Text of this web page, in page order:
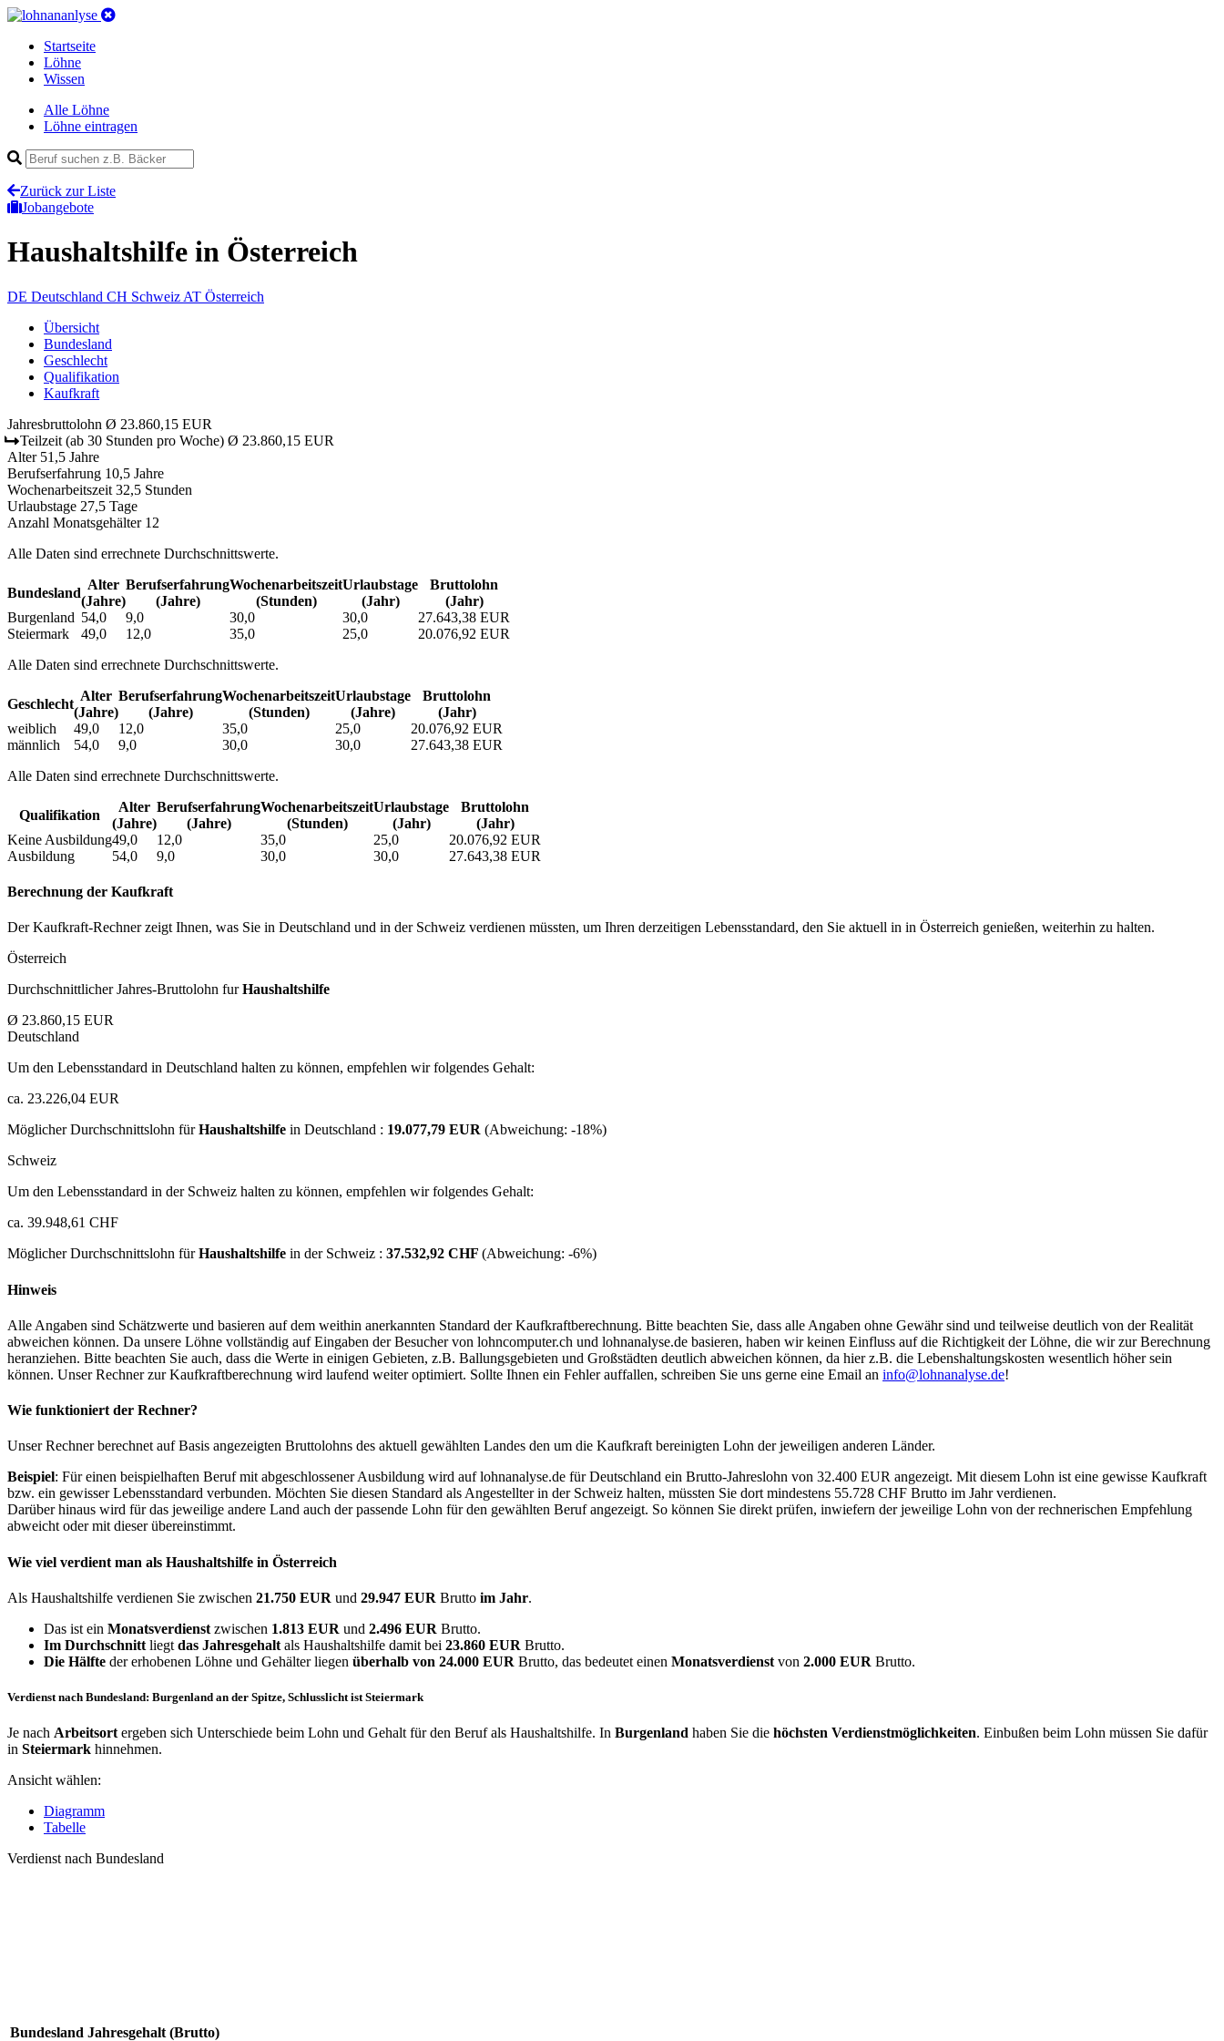
Startseite
Löhne
Wissen
Alle Löhne
Löhne eintragen
Zurück zur Liste
Jobangebote
Haushaltshilfe in Österreich
DE Deutschland CH Schweiz AT Österreich
Übersicht
Bundesland
Geschlecht
Qualifikation
Kaufkraft
Jahresbruttolohn Ø 23.860,15 EUR
Teilzeit (ab 30 Stunden pro Woche) Ø 23.860,15 EUR
Alter 51,5 Jahre
Berufserfahrung 10,5 Jahre
Wochenarbeitszeit 32,5 Stunden
Urlaubstage 27,5 Tage
Anzahl Monatsgehälter 12
Alle Daten sind errechnete Durchschnittswerte.
Bundesland
Alter
(Jahre)
Berufs­erfahrung
(Jahre)
Wochen­arbeitszeit
(Stunden)
Urlaubs­tage
(Jahr)
Bruttolohn
(Jahr)
Burgenland 54,0 9,0 30,0 30,0
27.643,38 EUR
Steiermark
49,0 12,0 35,0 25,0
20.076,92 EUR
Alle Daten sind errechnete Durchschnittswerte.
Geschlecht
Alter
(Jahre)
Berufs­erfahrung
(Jahre)
Wochen­arbeitszeit
(Stunden)
Urlaubs­tage
(Jahre)
Bruttolohn
(Jahr)
weiblich
49,0 12,0 35,0 25,0
20.076,92 EUR
männlich
54,0 9,0 30,0 30,0
27.643,38 EUR
Alle Daten sind errechnete Durchschnittswerte.
Qualifikation
Alter
(Jahre)
Berufs­erfahrung
(Jahre)
Wochen­arbeitszeit
(Stunden)
Urlaubs­tage
(Jahr)
Bruttolohn
(Jahr)
Keine Ausbildung49,0 12,0 35,0 25,0
20.076,92 EUR
Ausbildung
54,0 9,0 30,0 30,0 27.643,38 EUR
Berechnung der Kaufkraft
Der Kaufkraft-Rechner zeigt Ihnen, was Sie in Deutschland und in der Schweiz verdienen müssten, um Ihren derzeitigen Lebensstandard, den Sie aktuell in in Österreich genießen, weiterhin zu halten.
Österreich
Durchschnittlicher Jahres-Bruttolohn furHaushaltshilfe
Ø 23.860,15 EUR
Deutschland
Um den Lebensstandard in Deutschland halten zu können, empfehlen wir folgendes Gehalt:
ca. 23.226,04 EUR
Möglicher Durchschnittslohn fürHaushaltshilfe in Deutschland : 19.077,79 EUR (Abweichung: -18%)
Schweiz
Um den Lebensstandard in der Schweiz halten zu können, empfehlen wir folgendes Gehalt:
ca. 39.948,61 CHF
Möglicher Durchschnittslohn fürHaushaltshilfe in der Schweiz : 37.532,92 CHF (Abweichung: -6%)
Hinweis
Alle Angaben sind Schätzwerte und basieren auf dem weithin anerkannten Standard der Kaufkraftberechnung. Bitte beachten Sie, dass alle Angaben ohne Gewähr sind und teilweise deutlich von der Realität
abweichen können. Da unsere Löhne vollständig auf Eingaben der Besucher von lohncomputer.ch und lohnanalyse.de basieren, haben wir keinen Einfluss auf die Richtigkeit der Löhne, die wir zur Berechnung
heranziehen. Bitte beachten Sie auch, dass die Werte in einigen Gebieten, z.B. Ballungsgebieten und Großstädten deutlich abweichen können, da hier z.B. die Lebenshaltungskosten wesentlich höher sein
können. Unser Rechner zur Kaufkraftberechnung wird laufend weiter optimiert. Sollte Ihnen ein Fehler auffallen, schreiben Sie uns gerne eine Email an info@lohnanalyse.de!
Wie funktioniert der Rechner?
Unser Rechner berechnet auf Basis angezeigten Bruttolohns des aktuell gewählten Landes den um die Kaufkraft bereinigten Lohn der jeweiligen anderen Länder.
Beispiel: Für einen beispielhaften Beruf mit abgeschlossener Ausbildung wird auf lohnanalyse.de für Deutschland ein Brutto-Jahreslohn von 32.400 EUR angezeigt. Mit diesem Lohn ist eine gewisse Kaufkraft
bzw. ein gewisser Lebensstandard verbunden. Möchten Sie diesen Standard als Angestellter in der Schweiz halten, müssten Sie dort mindestens 55.728 CHF Brutto im Jahr verdienen.
Darüber hinaus wird für das jeweilige andere Land auch der passende Lohn für den gewählten Beruf angezeigt. So können Sie direkt prüfen, inwiefern der jeweilige Lohn von der rechnerischen Empfehlung
abweicht oder mit dieser übereinstimmt.
Wie viel verdient man als Haushaltshilfe in Österreich
Als Haushaltshilfe verdienen Sie zwischen 21.750 EUR und 29.947 EUR Brutto im Jahr.
Das ist ein Monatsverdienst zwischen 1.813 EUR und 2.496 EUR Brutto.
Im Durchschnitt liegt das Jahresgehalt als Haushaltshilfe damit bei 23.860 EUR Brutto.
Die Hälfte der erhobenen Löhne und Gehälter liegen überhalb von 24.000 EUR Brutto, das bedeutet einen Monatsverdienst von 2.000 EUR Brutto.
Verdienst nach Bundesland: Burgenland an der Spitze, Schlusslicht ist Steiermark
Je nach Arbeitsort ergeben sich Unterschiede beim Lohn und Gehalt für den Beruf als Haushaltshilfe. In Burgenland haben Sie die höchsten Verdienstmöglichkeiten. Einbußen beim Lohn müssen Sie dafür
in Steiermark hinnehmen.
Ansicht wählen:
Diagramm
Tabelle
Verdienst nach Bundesland
Bundesland Jahresgehalt (Brutto)